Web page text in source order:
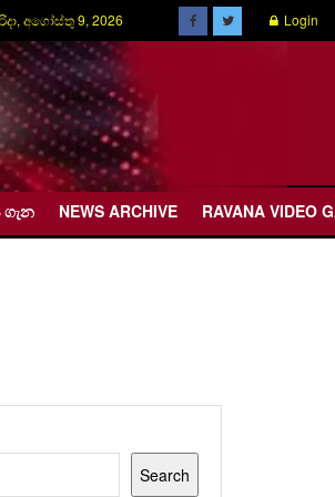
අගෝස්තු 9, 2026 Login
ගැන NEWS ARCHIVE RAVANA VIDEO
Search